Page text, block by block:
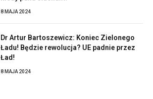
8 MAJA 2024
Dr Artur Bartoszewicz: Koniec Zielonego
Ładu! Będzie rewolucja? UE padnie przez
Ład!
8 MAJA 2024